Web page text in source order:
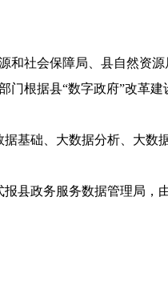
社会保障局、县自然资源
门根据县“数字政府”改革建
基础、大数据分析、大数据
县政务服务数据管理局，